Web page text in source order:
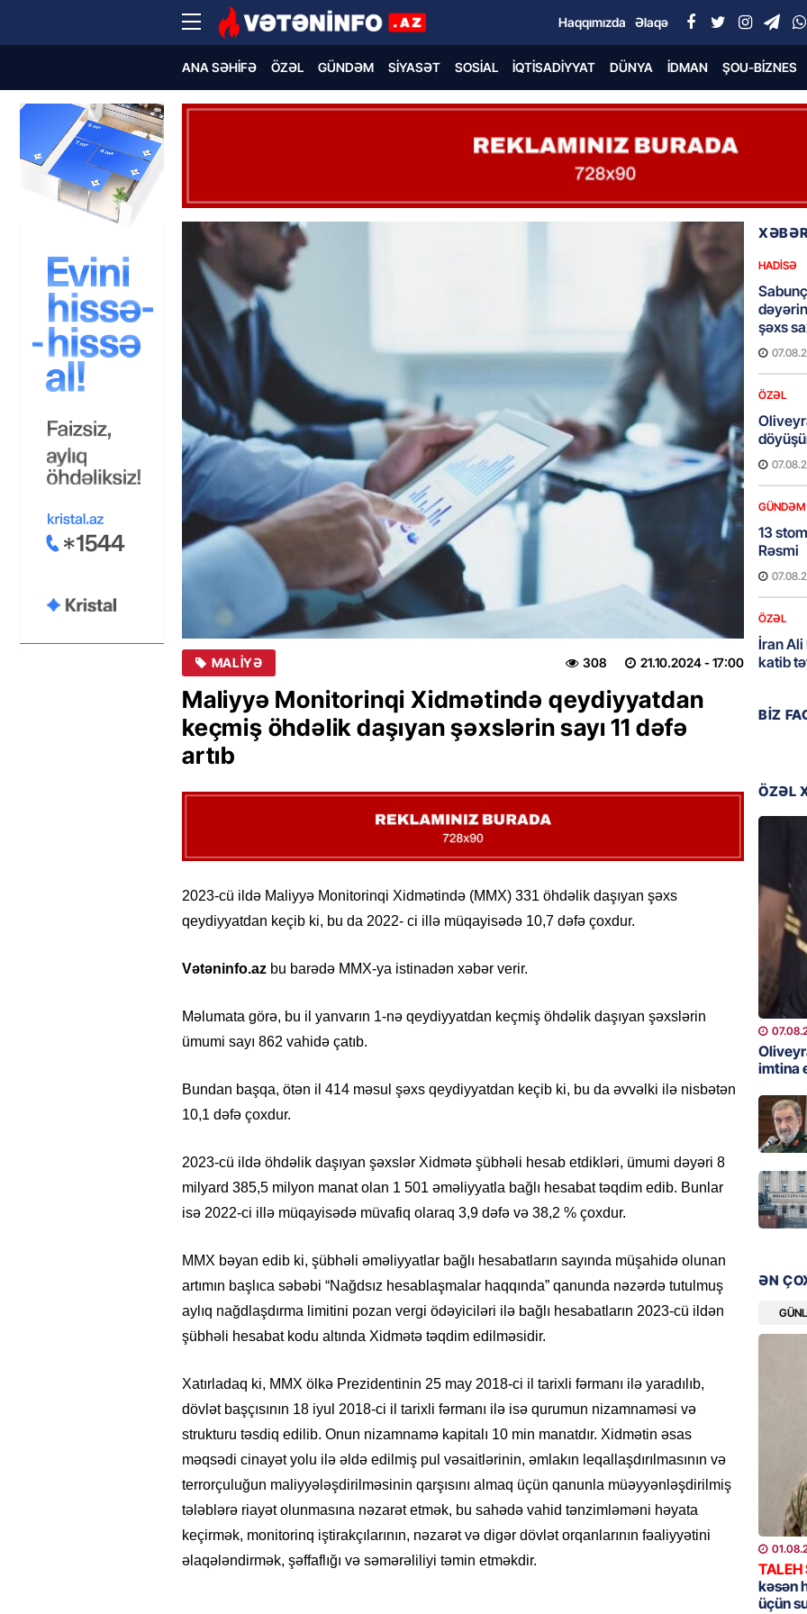
Haqqımızda Əlaqə
ANA SƏHIFƏ ÖZƏL GÜNDƏM SIYASƏT SOSIAL İQTISADIYYAT DÜNYA İDMAN ŞOU-BIZNES
MALIYƏ 21.10.2024- 17:00
308
Maliyyə Monitorinqi Xidmətində qeydiyyatdan
keçmiş öhdəlik daşıyan şəxslərin sayı 11 dəfə
artıb
2023-cü ildə Maliyyə Monitorinqi Xidmətində (MMX) 331 öhdəlik daşıyan şəxs
qeydiyyatdan keçib ki, bu da 2022- ci illə müqayisədə 10,7 dəfə çoxdur.
Vətəninfo.az bu barədə MMX-ya istinadən xəbər verir.
Məlumata görə, bu il yanvarın 1-nə qeydiyyatdan keçmiş öhdəlik daşıyan şəxslərin
ümumi sayı 862 vahidə çatıb.
Bundan başqa, ötən il 414 məsul şəxs qeydiyyatdan keçib ki, bu da əvvəlki ilə nisbətən
10,1 dəfə çoxdur.
2023-cü ildə öhdəlik daşıyan şəxslər Xidmətə şübhəli hesab etdikləri, ümumi dəyəri 8
milyard 385,5 milyon manat olan 1 501 əməliyyatla bağlı hesabat təqdim edib. Bunlar
isə 2022-ci illə müqayisədə müvafiq olaraq 3,9 dəfə və 38,2 % çoxdur.
MMX bəyan edib ki, şübhəli əməliyyatlar bağlı hesabatların sayında müşahidə olunan
artımın başlıca səbəbi “Nağdsız hesablaşmalar haqqında” qanunda nəzərdə tutulmuş
aylıq nağdlaşdırma limitini pozan vergi ödəyiciləri ilə bağlı hesabatların 2023-cü ildən
şübhəli hesabat kodu altında Xidmətə təqdim edilməsidir.
Xatırladaq ki, MMX ölkə Prezidentinin 25 may 2018-ci il tarixli fərmanı ilə yaradılıb,
dövlət başçısının 18 iyul 2018-ci il tarixli fərmanı ilə isə qurumun nizamnaməsi və
strukturu təsdiq edilib. Onun nizamnamə kapitalı 10 min manatdır. Xidmətin əsas
məqsədi cinayət yolu ilə əldə edilmiş pul vəsaitlərinin, əmlakın leqallaşdırılmasının və
terrorçuluğun maliyyələşdirilməsinin qarşısını almaq üçün qanunla müəyyənləşdirilmiş
tələblərə riayət olunmasına nəzarət etmək, bu sahədə vahid tənzimləməni həyata
keçirmək, monitorinq iştirakçılarının, nəzarət və digər dövlət orqanlarının fəaliyyətini
əlaqələndirmək, şəffaflığı və səmərəliliyi təmin etməkdir.
HADISƏ
şəxs
ÖZƏL
GÜNDƏM
13
Rəsmi
ÖZƏL
İran Ali
katib
Ali
müəllif
MANŞET
BATIRDI
ÖZƏL
Husilər
ÖZƏL
MANŞET
Bu
BANNER
ABŞ
BIZ
ÖZƏL
imtina
ƏN
TALEH
kəsən
üçün